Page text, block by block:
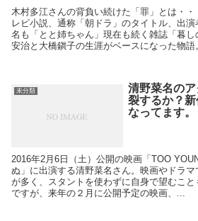
木村多江さんの背負い続けた「罪」とは・
レビ小説、通称「朝ドラ」のタイトル、出
名も「とと姉ちゃん」現在も続く雑誌「暮
安治と大橋鎭子の生涯がベースになった物語
未分類
清野菜名の
裂するか？
なってます。
2016年2月6日（土）公開の映画「TOO
ぬ」に出演する清野菜名さん。映画やドラ
が多く、スタントを使わずに自身で望むこ
ですが、来年の２月に公開予定の映画、...